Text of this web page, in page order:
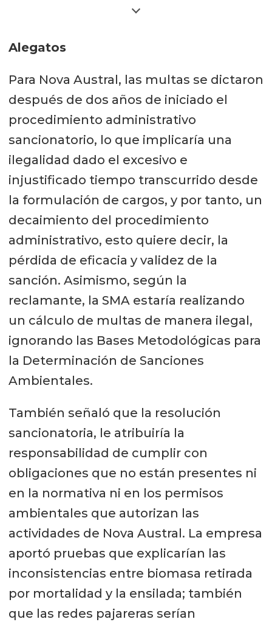
sanción relativa al cargo Nº1, que
sanción más baja de lo debido; y una
de la ponderación de las causales
del artículo 40 de la Ley Orgánica de
la Superintendencia del Medio
Ambiente (LOSMA) relativas al cargo
que derivaron en una sanción
pecuniaria, en desmedro de una no
pecuniaria.
En concepto de esta reclamante,
esta infracción debió clasificarse
como grave, de acuerdo con el Nº2
del artículo 36, de la LOSMA.
Además, respecto de la sanción al
cargo N°5, señaló que la SMA no
tomó en consideración todos los
criterios a que se refiere el artículo
Metodológicas para la
Determinación de Sanciones
Ambientales”. Se excluyó de la
sanción el criterio señalado en la
letra h) del Artículo 40 (el
detrimento o vulneración de un
Área Silvestre Protegida del Estado).
Por tanto, debió revocarse la RCA o
aplicarse la clausura definitiva del
centro.
Alegatos
Para Nova Austral, las multas se dictaron
después de dos años de iniciado el
procedimiento administrativo
sancionatorio, lo que implicaría una
ilegalidad dado el excesivo e
injustificado tiempo transcurrido desde
la formulación de cargos, y por tanto, un
decaimiento del procedimiento
administrativo, esto quiere decir, la
pérdida de eficacia y validez de la
sanción. Asimismo, según la
reclamante, la SMA estaría realizando
un cálculo de multas de manera ilegal,
ignorando las Bases Metodológicas para
la Determinación de Sanciones
Ambientales.
También señaló que la resolución
sancionatoria, le atribuiría la
responsabilidad de cumplir con
obligaciones que no están presentes ni
en la normativa ni en los permisos
ambientales que autorizan las
actividades de Nova Austral. La empresa
aportó pruebas que explicarían las
inconsistencias entre biomasa retirada
por mortalidad y la ensilada; también
que las redes pajareras serían